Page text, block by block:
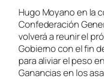
Hugo Moyano en la
Confederación
volverá a reunir el
Gobierno con el fin
para aliviar el peso
Ganancias en los